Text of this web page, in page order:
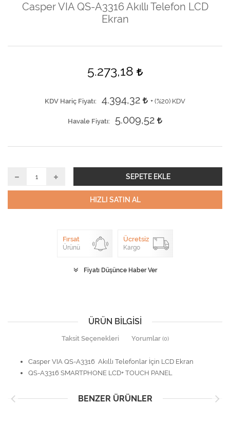
Casper VIA QS-A3316 Akıllı Telefon LCD
Ekran
5.273,18
KDV Hariç Fiyatı 4.394,32 + (%20) KDV
Havale Fiyatı 5.009,52
SEPETE EKLE
HIZLI SATIN AL
Fırsat
Ürünü
Ücretsiz
Kargo
Fiyatı Düşünce Haber Ver
ÜRÜN BILGISI
Taksit Seçenekleri Yorumlar (0)
Casper VIA QS-A3316 Akıllı Telefonlar İçin LCD Ekran
QS-A3316 SMARTPHONE LCD+ TOUCH PANEL
BENZER ÜRÜNLER